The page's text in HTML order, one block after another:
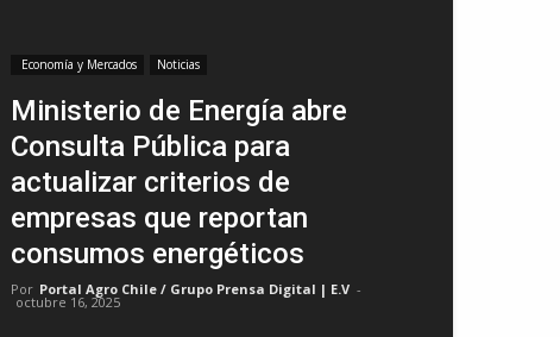
Economía y Mercados Noticias
Ministerio de Energía abre
Consulta Pública para
actualizar criterios de
empresas que reportan
consumos energéticos
Por Portal Agro Chile / Grupo Prensa Digital | E.V -
octubre 16, 2025